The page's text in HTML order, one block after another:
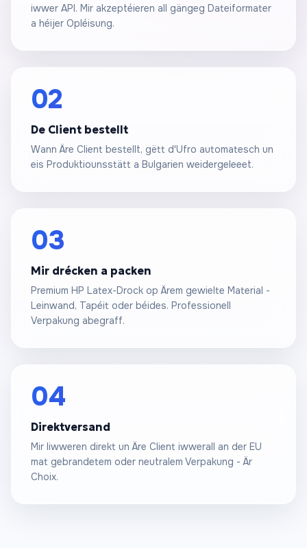
iwwer API. Mir akzeptéieren all gängeg Dateiformater
a héijer Opléisung.
02
De Client bestellt
Wann Äre Client bestellt, gëtt d'Ufro automatesch un
eis Produktiounsstätt a Bulgarien weidergeleeet.
03
Mir drécken a packen
Premium HP Latex-Drock op Ärem gewielte Material -
Leinwand, Tapéit oder béides. Professionell
Verpakung abegraff.
04
Direktversand
Mir liwweren direkt un Äre Client iwwerall an der EU
mat gebrandetem oder neutralem Verpakung - Är
Choix.